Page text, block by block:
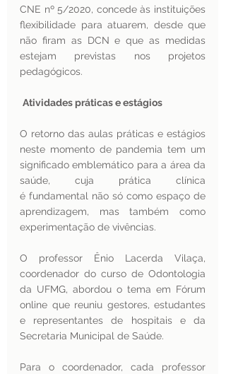
CNE nº 5/2020, concede às instituições
flexibilidade para atuarem, desde que
não firam as DCN e que as medidas
estejam previstas nos projetos
pedagógicos.
Atividades práticas e estágios
O retorno das aulas práticas e estágios
neste momento de pandemia tem um
significado emblemático para a área da
saúde, cuja prática clínica
é fundamental não só como espaço de
aprendizagem, mas também como
experimentação de vivências.
O professor Ênio Lacerda Vilaça,
coordenador do curso de Odontologia
da UFMG, abordou o tema em Fórum
online que reuniu gestores, estudantes
e representantes de hospitais e da
Secretaria Municipal de Saúde.
Para o coordenador, cada professor